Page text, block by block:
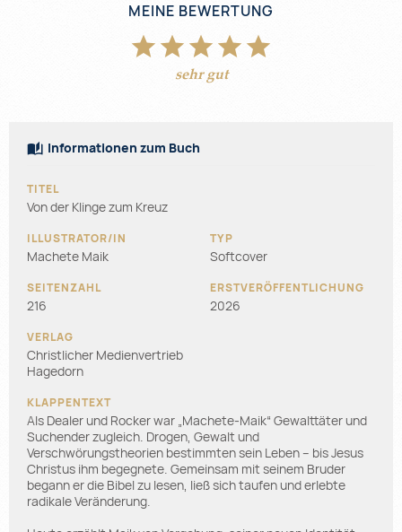
MEINE BEWERTUNG
sehr gut
Informationen zum Buch
Von der Klinge zum Kreuz
Machete Maik Softcover
216 2026
Christlicher Medienvertrieb
Hagedorn
Als Dealer und Rocker war „Machete-Maik“ Gewalttäter und
Suchender zugleich. Drogen, Gewalt und
Verschwörungstheorien bestimmten sein Leben – bis Jesus
Christus ihm begegnete. Gemeinsam mit seinem Bruder
begann er die Bibel zu lesen, ließ sich taufen und erlebte
radikale Veränderung.